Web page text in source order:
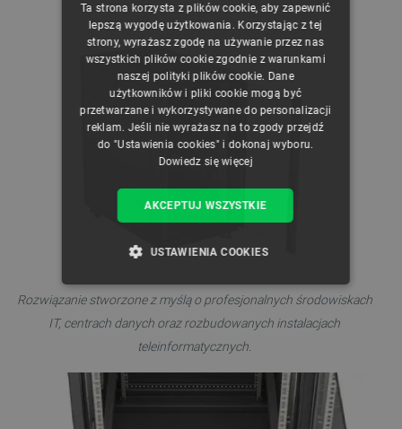
Rozwiązanie stworzone z myślą o profesjonalnych środowiskach
IT, centrach danych oraz rozbudowanych instalacjach
teleinformatycznych.
CZECH
ENGLISH
GERMAN
Ta strona korzysta z plików cookie, aby zapewnić
lepszą wygodę użytkowania. Korzystając z tej
strony, wyrażasz zgodę na używanie przez nas
wszystkich plików cookie zgodnie z warunkami
naszej polityki plików cookie. Dane
użytkowników i pliki cookie mogą być
przetwarzane i wykorzystywane do personalizacji
reklam. Jeśli nie wyrażasz na to zgody przejdź
do "Ustawienia cookies" i dokonaj wyboru.
Dowiedz się więcej
AKCEPTUJ WSZYSTKIE
USTAWIENIA COOKIES
NIEZBĘDNE WYDAJNOŚĆ
TARGETOWANIE
FUNKCJONALNOŚĆ